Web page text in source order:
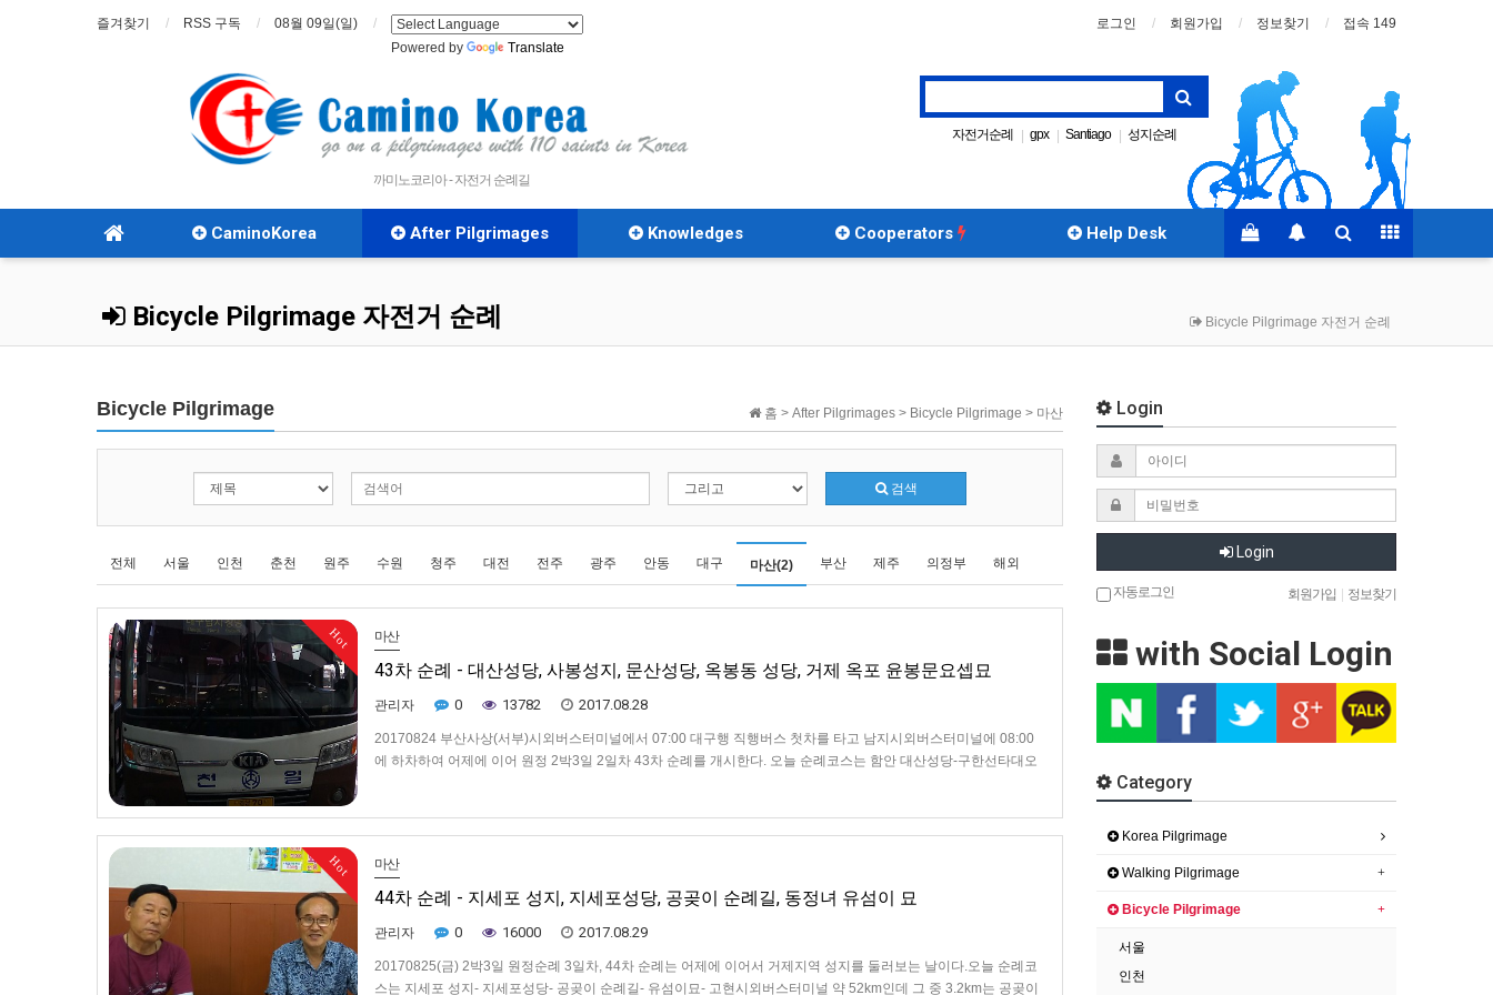
즐겨찾기 RSS 구독
08월 09일(일)
Powered by
Translate
로그인 회원가입 정보찾기 접속 149
까미노코리아 - 자전거 순례길
자전거순례 | gpx | Santiago | 성지순례
CaminoKorea After Pilgrimages Knowledges Cooperators Help Desk
Bicycle Pilgrimage 자전거 순례 Bicycle Pilgrimage 자전거 순례
홈 > After Pilgrimages > Bicycle Pilgrimage > 마산
Bicycle Pilgrimage
검색
전체 서울 인천 춘천 원주 수원 청주 대전 전주 광주 안동 대구 마산(2) 부산 제주 의정부 해외
Hot 마산
43차 순례 - 대산성당, 사봉성지, 문산성당, 옥봉동 성당, 거제 옥포 윤봉문요셉묘
관리자 0 13782 2017.08.28
20170824 부산사상(서부)시외버스터미널에서 07:00 대구행 직행버스 첫차를 타고 남지시외버스터미널에 08:00
에 하차하여 어제에 이어 원정 2박3일 2일차 43차 순례를 개시한다. 오늘 순례코스는 함안 대산성당-구한선타대오
Hot 마산
44차 순례 - 지세포 성지, 지세포성당, 공곶이 순례길, 동정녀 유섬이 묘
관리자 0 16000 2017.08.29
20170825(금) 2박3일 원정순례 3일차, 44차 순례는 어제에 이어서 거제지역 성지를 둘러보는 날이다.오늘 순례코
스는 지세포 성지- 지세포성당- 공곶이 순례길- 유섬이묘- 고현시외버스터미널 약 52km인데 그 중 3.2km는 공곶이
Login
Login
자동로그인 회원가입 정보찾기
with Social Login
Category
Korea Pilgrimage
Walking Pilgrimage
Bicycle Pilgrimage
서울
인천